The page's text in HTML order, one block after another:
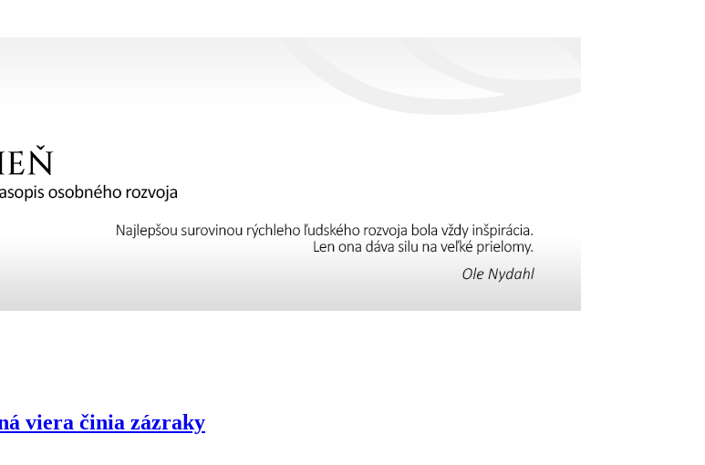
viera činia zázraky